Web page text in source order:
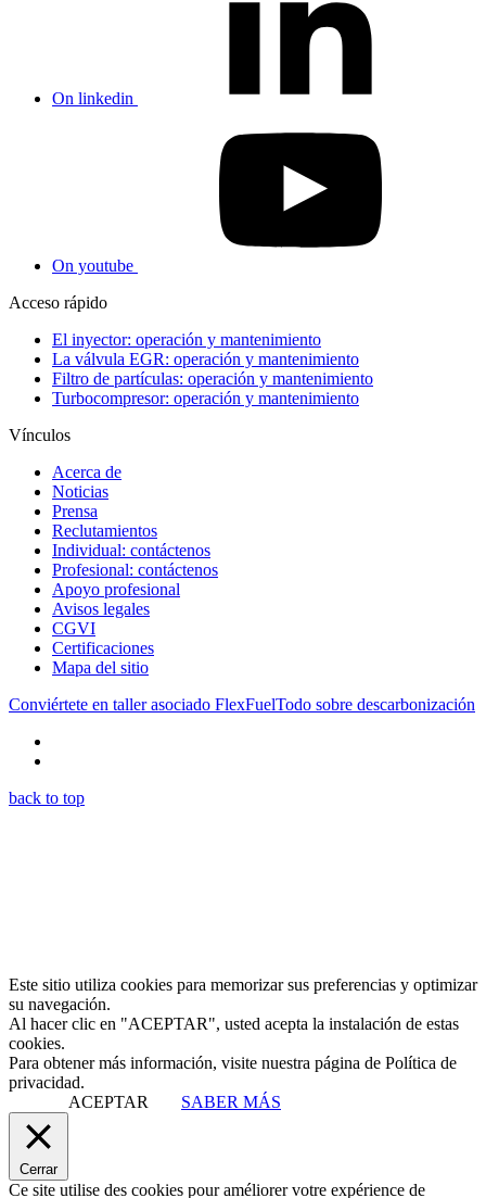
On linkedin
On youtube
Acceso rápido
El inyector: operación y mantenimiento
La válvula EGR: operación y mantenimiento
Filtro de partículas: operación y mantenimiento
Turbocompresor: operación y mantenimiento
Vínculos
Acerca de
Noticias
Prensa
Reclutamientos
Individual: contáctenos
Profesional: contáctenos
Apoyo profesional
Avisos legales
CGVI
Certificaciones
Mapa del sitio
Conviértete en taller asociado FlexFuelTodo sobre descarbonización
back to top
Este sitio utiliza cookies para memorizar sus preferencias y optimizar
su navegación.
Al hacer clic en "ACEPTAR", usted acepta la instalación de estas
cookies.
Para obtener más información, visite nuestra página de Política de
privacidad.
ACEPTAR
SABER MÁS
Cerrar
Ce site utilise des cookies pour améliorer votre expérience de